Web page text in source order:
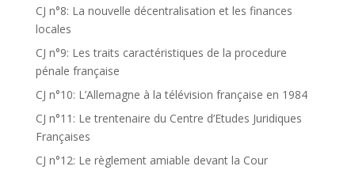
CJ n°8: La nouvelle décentralisation et les finances
locales
CJ n°9: Les traits caractéristiques de la procedure
pénale française
CJ n°10: L’Allemagne à la télévision française en 1984
CJ n°11: Le trentenaire du Centre d’Etudes Juridiques
Françaises
CJ n°12: Le règlement amiable devant la Cour